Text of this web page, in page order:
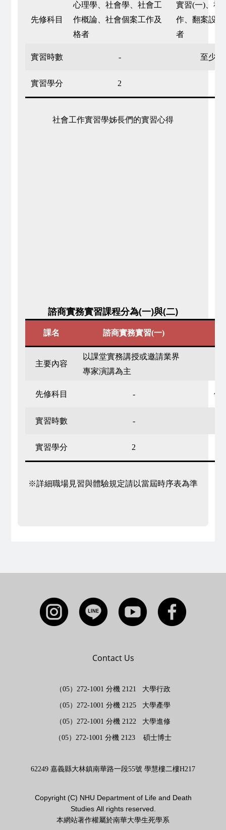
先修科目
心理學、社會學、社會工
作概論、社會個案工作及
格者
實習(一)、社
作、翻案設
者
實習時數 - 至少
實習學分 2
社會工作實習學姊長們的實習心得
諮商實務實習課程分為(一)與(二)
課名 諮商實務實習(一)
主要內容
以課堂實務講授或邀請業界
專家演講為主
先修科目 - 修
實習時數 -
實習學分 2
※詳細職場見習與體驗規定請以當屆時序表為準
Contact Us
（05）272-1001 分機 2121 大學行政
（05）272-1001 分機 2125 大學產學
（05）272-1001 分機 2122 大學進修
（05）272-1001 分機 2123 碩士博士
62249 嘉義縣大林鎮南華路一段55號 學慧樓二樓H217
Copyright (C) NHU Department of Life and Death
Studies All rights reserved.
本網站著作權屬於南華大學生死學系